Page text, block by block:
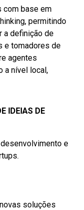
com base em
permitindo
a definição de
e tomadores de
agentes
a nível local,
IDEIAS DE
e
soluções